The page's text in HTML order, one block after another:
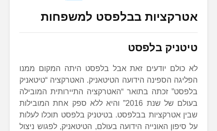
אטרקציות בבלפסט למשפחות
טיטניק בלפסט
לא כולם יודעים זאת אבל בלפסט היתה המקום ממנו
הפליגה הספינה הידועה הטיטאניק. האטרקציה “טיטאניק
בלפסט” זכתה בתואר “האטרקציה התיירותית המובילה
בעולם של שנת 2016” והיא ללא ספק אחת המובילות
שבין אטרקציות בבלפסט. בטיטניק בלפסט תוכלו לעלות
על סיפון האונייה הידועה בעולם, הטיטאניק, לפגוש ניצול